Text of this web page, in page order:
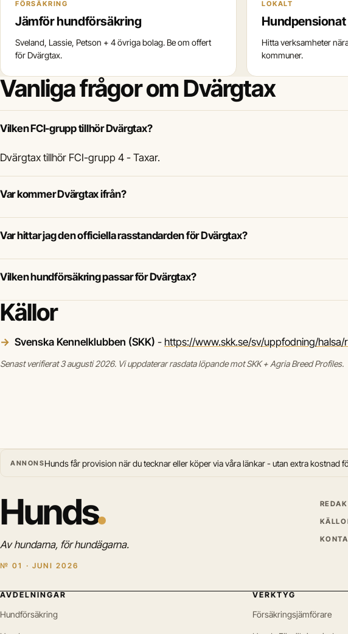
FÖRSÄKRING
Jämför hundförsäkring
Sveland, Lassie, Petson + 4 övriga bolag. Be om offert
för Dvärgtax.
LOKALT
Hundpensionat
Hitta verksamheter
kommuner.
Vanliga frågor om Dvärgtax
Vilken FCI-grupp tillhör Dvärgtax?
Dvärgtax tillhör FCI-grupp 4 - Taxar.
Var kommer Dvärgtax ifrån?
Var hittar jag den officiella rasstandarden för Dvärgtax?
Vilken hundförsäkring passar för Dvärgtax?
Källor
Svenska Kennelklubben (SKK) - https://www.skk.se/sv/uppfodning/
Senast verifierat 3 augusti 2026. Vi uppdaterar rasdata löpande mot SKK + Agria Breed Profiles.
ANNONSHunds får provision när du tecknar eller köper via våra länkar - utan extra kostnad
Hunds
Av hundarna, för hundägarna.
№ 01 · JUNI 2026
AVDELNINGAR
Hundförsäkring
VERKTYG
Försäkringsjämförare